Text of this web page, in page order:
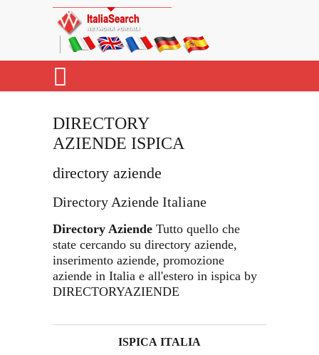
DIRECTORY
AZIENDE ISPICA
directory aziende
Directory Aziende Italiane
Directory Aziende Tutto quello che
state cercando su directory aziende,
inserimento aziende, promozione
aziende in Italia e all'estero in ispica by
DIRECTORYAZIENDE
ISPICA ITALIA